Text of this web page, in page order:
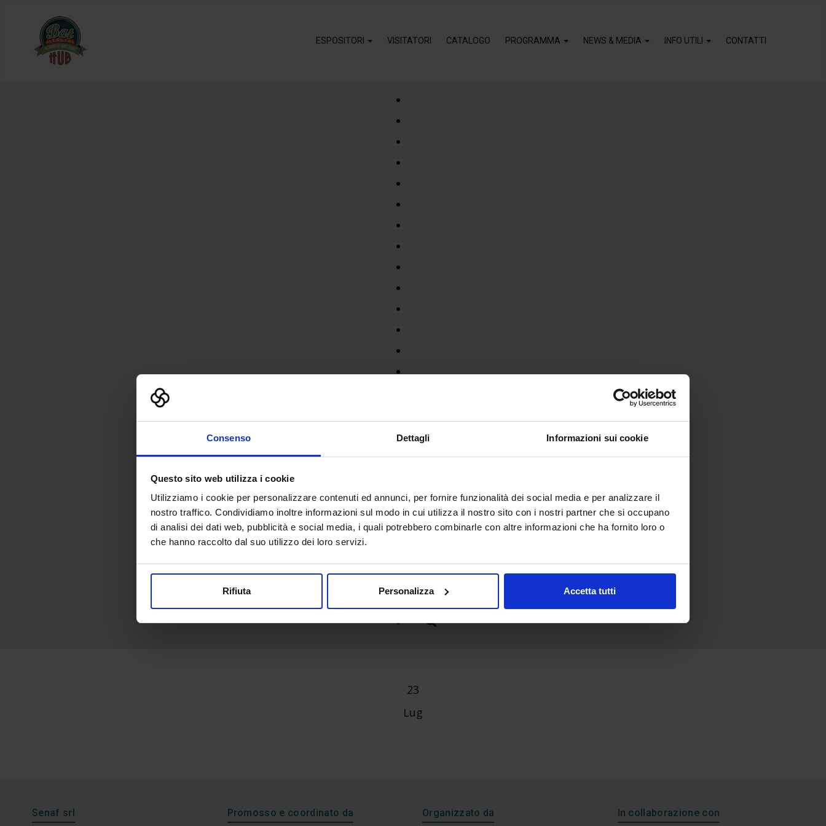
Consenso Dettagli Informazioni sui cookie
Questo sito web utilizza i cookie
Utilizziamo i cookie per personalizzare contenuti ed annunci, per fornire funzionalità dei social media e per analizzare il
nostro traffico. Condividiamo inoltre informazioni sul modo in cui utilizza il nostro sito con i nostri partner che si occupano
di analisi dei dati web, pubblicità e social media, i quali potrebbero combinarle con altre informazioni che ha fornito loro o
che hanno raccolto dal suo utilizzo dei loro servizi.
Rifiuta Personalizza Accetta tutti
ESPOSITORI VISITATORI CATALOGO PROGRAMMA NEWS & MEDIA INFO UTILI CONTATTI
23
Lug
Senaf srl Promosso e coordinato da Organizzato da In collaborazione con